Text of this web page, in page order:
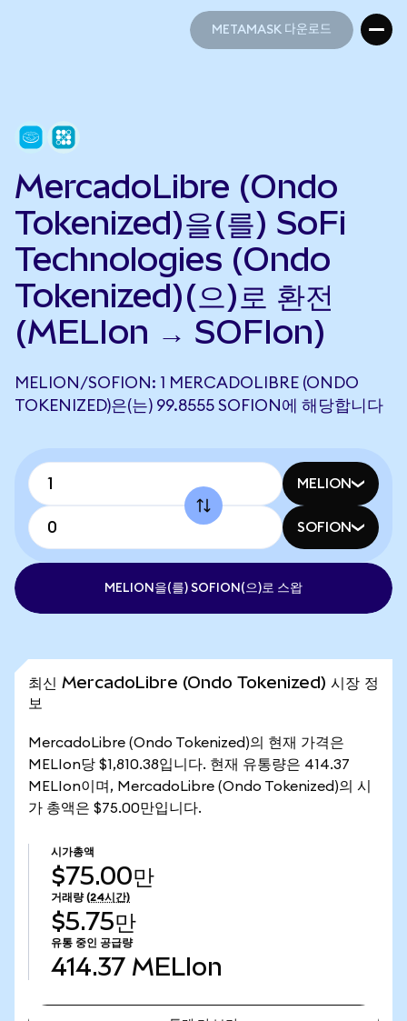
METAMASK 다운로드
MercadoLibre (Ondo
Tokenized)을(를) SoFi
Technologies (Ondo
Tokenized)(으)로 환전
(MELIon → SOFIon)
MELION/SOFION: 1 MERCADOLIBRE (ONDO
TOKENIZED)은(는) 99.8555 SOFION에 해당합니다
MELION
SOFION
MELION을(를) SOFION(으)로 스왑
최신 MercadoLibre (Ondo Tokenized) 시장 정
보
MercadoLibre (Ondo Tokenized)의 현재 가격은
MELIon당 $1,810.38입니다. 현재 유통량은 414.37
MELIon이며, MercadoLibre (Ondo Tokenized)의 시
가 총액은 $75.00만입니다.
시가총액
$75.00만
거래량 (24시간)
$5.75만
유통 중인 공급량
414.37 MELIon